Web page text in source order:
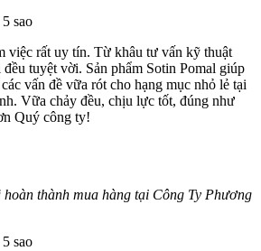
5 sao
việc rất uy tín. Từ khâu tư vấn kỹ thuật
đều tuyệt vời. Sản phẩm Sotin Pomal giúp
vấn đề vữa rót cho hạng mục nhỏ lẻ tại
Vữa chảy đều, chịu lực tốt, đúng như
Quý công ty!
thành mua hàng tại Công Ty Phương
5 sao